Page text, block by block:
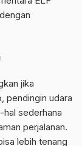
jika
pendingin udara
sederhana
perjalanan.
lebih tenang